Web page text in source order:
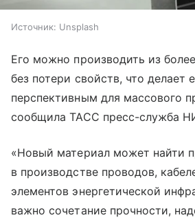
Источник: Unsplash
Его можно производить из
без потери свойств, что делает
перспективным для массового
сообщила ТАСС пресс-служба
«Новый материал может найти
в производстве проводов,
элементов энергетической
важно сочетание прочности,